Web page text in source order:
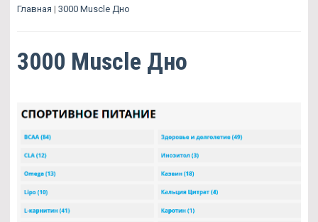
Главная | 3000 Muscle Дно
3000 Muscle Дно